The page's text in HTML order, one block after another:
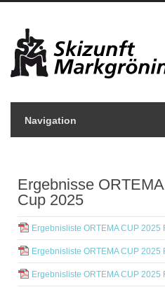
Navigation
Ergebnisse
Cup 2025
Ergebnisliste ORTEMA CUP 2025
Ergebnisliste ORTEMA CUP 2025
Ergebnisliste ORTEMA CUP 2025